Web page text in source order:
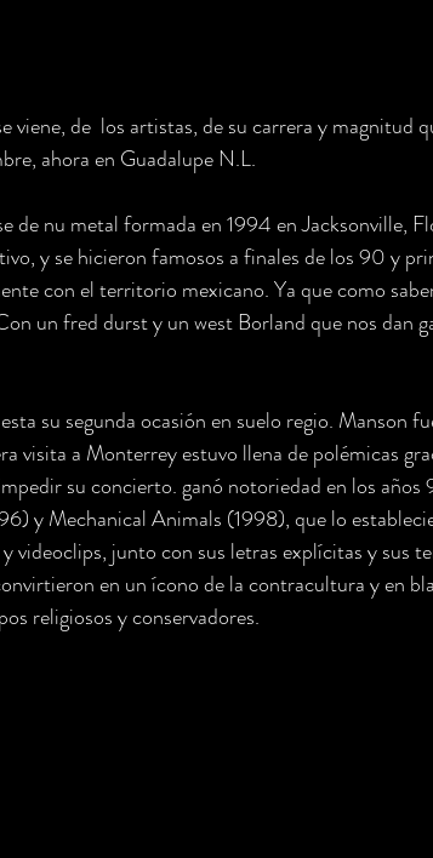
viene, de  los artistas, de su carrera y magnitud
ahora en Guadalupe N.L.
de nu metal formada en 1994 en Jacksonville,
y se hicieron famosos a finales de los 90 y
con el territorio mexicano. Ya que como
un fred durst y un west Borland que nos dan
su segunda ocasión en suelo regio. Manson
visita a Monterrey estuvo llena de polémicas
su concierto. ganó notoriedad en los años
y Mechanical Animals (1998), que lo
videoclips, junto con sus letras explícitas y sus
en un ícono de la contracultura y en
religiosos y conservadores.